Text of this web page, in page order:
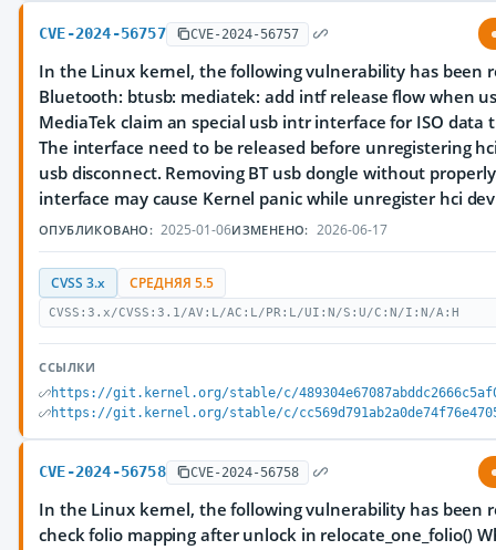
CVE-2024-56757 CVE-2024-56757
In the Linux kernel, the following vulnerability has been
Bluetooth: btusb: mediatek: add intf release flow when
MediaTek claim an special usb intr interface for ISO data
The interface need to be released before unregistering
usb disconnect. Removing BT usb dongle without
interface may cause Kernel panic while unregister hci
ОПУБЛИКОВАНО: 2025-01-06ИЗМЕНЕНО: 2026-06-17
CVSS 3.x СРЕДНЯЯ 5.5
CVSS:3.x/CVSS:3.1/AV:L/AC:L/PR:L/UI:N/S:U/C:N/I:N/A:H
ССЫЛКИ
https://git.kernel.org/stable/c/
https://git.kernel.org/stable/c/
CVE-2024-56758 CVE-2024-56758
In the Linux kernel, the following vulnerability has been
check folio mapping after unlock in relocate_one_folio()